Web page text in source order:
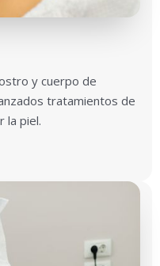
y cuerpo de
tratamientos de
la piel.